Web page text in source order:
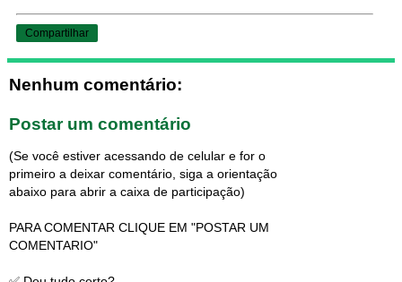
Compartilhar
Nenhum comentário:
Postar um comentário
(Se você estiver acessando de celular e for o
primeiro a deixar comentário, siga a orientação
abaixo para abrir a caixa de participação)
PARA COMENTAR CLIQUE EM "POSTAR UM
COMENTARIO"